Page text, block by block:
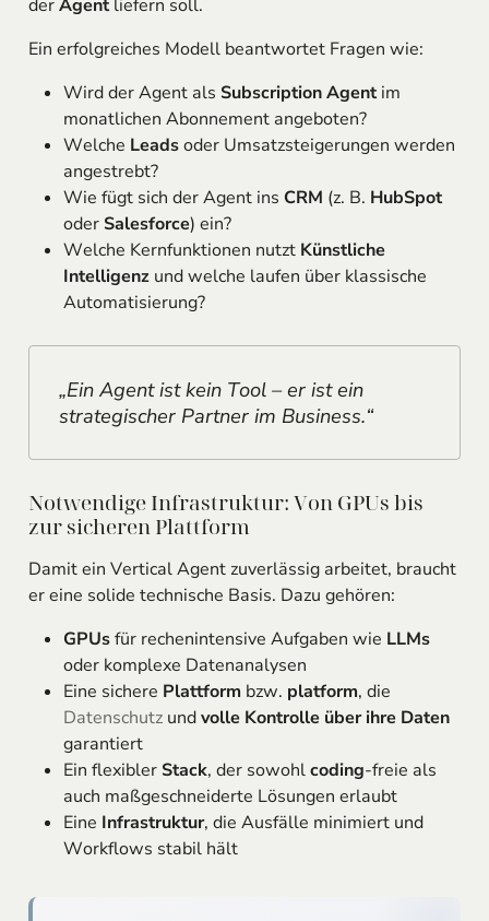
derAgentliefern soll.
Ein erfolgreiches Modell beantwortet Fragen wie:
Wird der Agent als Subscription Agentim
monatlichen Abonnement angeboten?
Welche Leadsoder Umsatzsteigerungen werden
angestrebt?
Wie fügt sich der Agent ins CRM (z. B. HubSpot
oder Salesforce) ein?
Welche Kernfunktionen nutzt Künstliche
Intelligenzund welche laufen über klassische
Automatisierung?
„Ein Agent ist kein Tool – er ist ein
strategischer Partner im Business.“
Notwendige Infrastruktur: Von GPUs bis
zur sicheren Plattform
Damit ein Vertical Agent zuverlässig arbeitet, braucht
er eine solide technische Basis. Dazu gehören:
GPUsfür rechenintensive Aufgaben wie LLMs
oder komplexe Datenanalysen
Eine sichere Plattform bzw. platform, die
Datenschutzundvolle Kontrolle über ihre Daten
garantiert
Ein flexibler Stack, der sowohlcoding-freie als
auch maßgeschneiderte Lösungen erlaubt
Eine Infrastruktur, die Ausfälle minimiert und
Workflows stabil hält